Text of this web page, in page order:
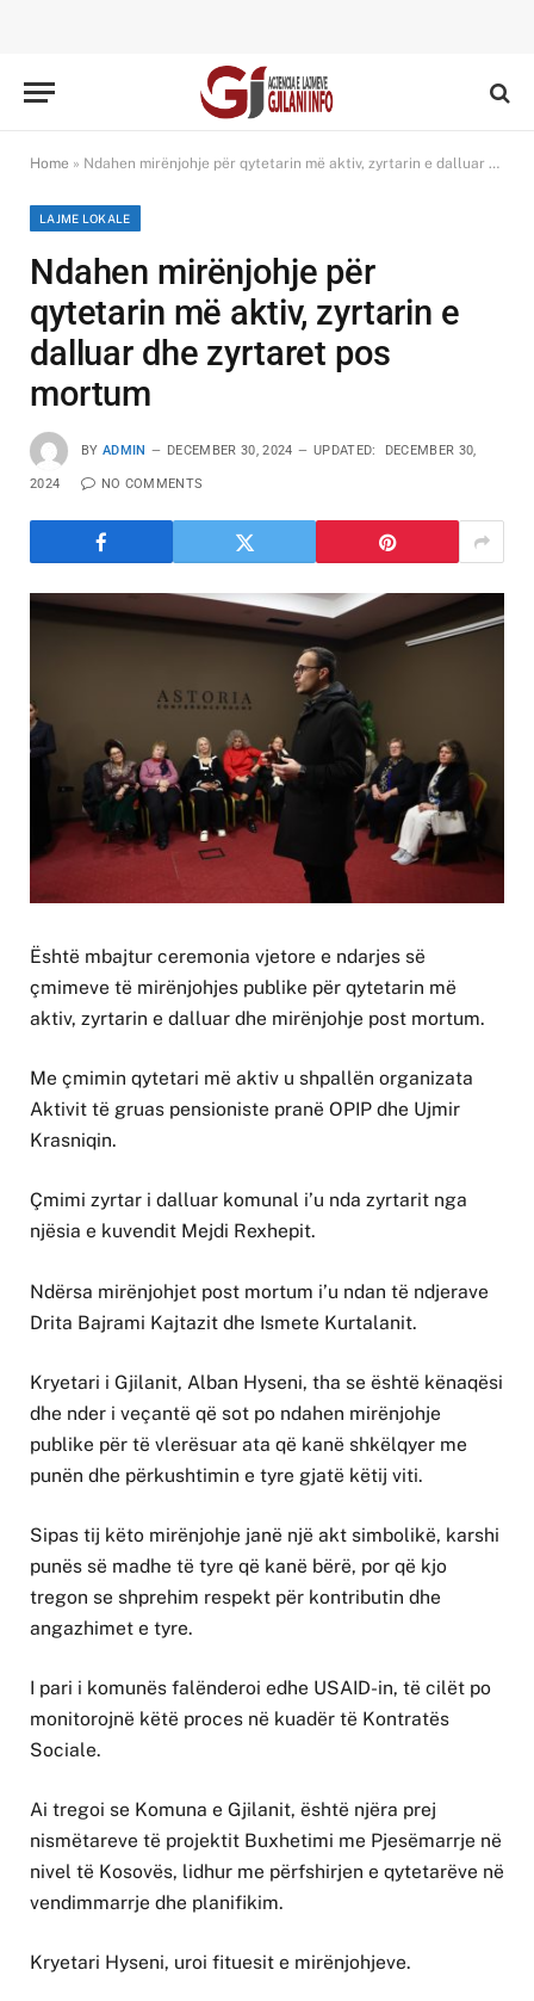
Home » Ndahen mirënjohje për qytetarin më aktiv, zyrtarin e dalluar dhe zyrtaret pos mortum
LAJME LOKALE
Ndahen mirënjohje për
qytetarin më aktiv, zyrtarin e
dalluar dhe zyrtaret pos
mortum
BY ADMIN DECEMBER 30, 2024 UPDATED: DECEMBER 30,
2024 NO COMMENTS
Është mbajtur ceremonia vjetore e ndarjes së
çmimeve të mirënjohjes publike për qytetarin më
aktiv, zyrtarin e dalluar dhe mirënjohje post mortum.
Me çmimin qytetari më aktiv u shpallën organizata
Aktivit të gruas pensioniste pranë OPIP dhe Ujmir
Krasniqin.
Çmimi zyrtar i dalluar komunal i’u nda zyrtarit nga
njësia e kuvendit Mejdi Rexhepit.
Ndërsa mirënjohjet post mortum i’u ndan të ndjerave
Drita Bajrami Kajtazit dhe Ismete Kurtalanit.
Kryetari i Gjilanit, Alban Hyseni, tha se është kënaqësi
dhe nder i veçantë që sot po ndahen mirënjohje
publike për të vlerësuar ata që kanë shkëlqyer me
punën dhe përkushtimin e tyre gjatë këtij viti.
Sipas tij këto mirënjohje janë një akt simbolikë, karshi
punës së madhe të tyre që kanë bërë, por që kjo
tregon se shprehim respekt për kontributin dhe
angazhimet e tyre.
I pari i komunës falënderoi edhe USAID-in, të cilët po
monitorojnë këtë proces në kuadër të Kontratës
Sociale.
Ai tregoi se Komuna e Gjilanit, është njëra prej
nismëtareve të projektit Buxhetimi me Pjesëmarrje në
nivel të Kosovës, lidhur me përfshirjen e qytetarëve në
vendimmarrje dhe planifikim.
Kryetari Hyseni, uroi fituesit e mirënjohjeve.